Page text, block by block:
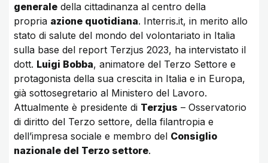
generale della cittadinanza al centro della
propria azione quotidiana. Interris.it, in merito allo
stato di salute del mondo del volontariato in Italia
sulla base del report Terzjus 2023, ha intervistato il
dott. Luigi Bobba, animatore del Terzo Settore e
protagonista della sua crescita in Italia e in Europa,
già sottosegretario al Ministero del Lavoro.
Attualmente è presidente di Terzjus – Osservatorio
di diritto del Terzo settore, della filantropia e
dell’impresa sociale e membro del Consiglio
nazionale del Terzo settore.